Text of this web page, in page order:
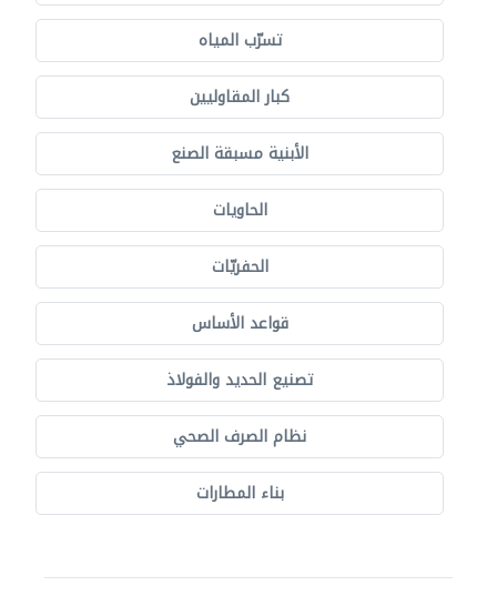
تسرّب المياه
كبار المقاوليين
الأبنية مسبقة الصنع
الحاويات
الحفريّات
قواعد الأساس
تصنيع الحديد والفولاذ
نظام الصرف الصحي
بناء المطارات